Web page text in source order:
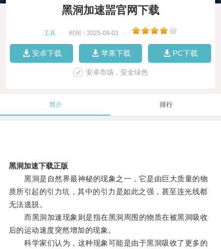
黑洞加速噐官网下载
工具 时间：2025-09-03
安卓下载 苹果下载 PC下载
安卓市场，安全绿色
简介 排行
黑洞加速下载正版
黑洞是自然界最神秘的现象之一，它是由巨大质量的物
质所引起的引力坑，其中的引力是如此之强，甚至连光线都
无法逃脱。
而黑洞加速现象则是指在黑洞周围的物质在被黑洞吸收
后的运动速度突然增加的现象。
科学家们认为，这种现象可能是由于黑洞吸收了更多的